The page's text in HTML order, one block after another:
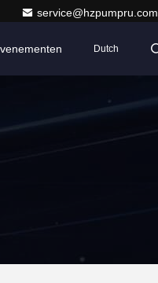
service@hzpumpru.com
Dutch